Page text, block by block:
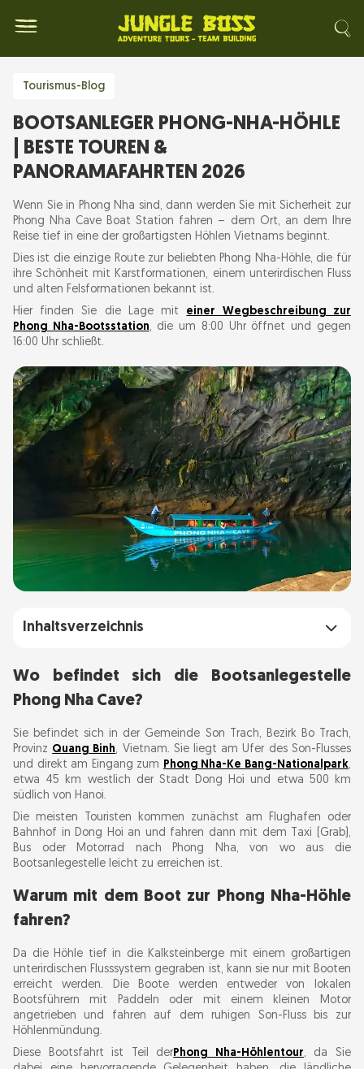
Tourismus-Blog
BOOTSANLEGER PHONG-NHA-HÖHLE
| BESTE TOUREN &
PANORAMAFAHRTEN 2026
Wenn Sie in Phong Nha sind, dann werden Sie mit Sicherheit zur
Phong Nha Cave Boat Station fahren – dem Ort, an dem Ihre
Reise tief in eine der großartigsten Höhlen Vietnams beginnt.
Dies ist die einzige Route zur beliebten Phong Nha-Höhle, die für
ihre Schönheit mit Karstformationen, einem unterirdischen Fluss
und alten Felsformationen bekannt ist.
Hier finden Sie die Lage mit einer Wegbeschreibung zur
Phong Nha-Bootsstation, die um 8:00 Uhr öffnet und gegen
16:00 Uhr schließt.
Inhaltsverzeichnis
Nha Cave?
Warum mit dem Boot zur Phong Nha-Höhle
fahren?
Phong Nha-Höhlenterminal – Ticketpreise und
Bootsgebühren
Was Sie bei der Phong Nha-Höhlentour
erwartet
4. Zurück zur Bootsanlegestelle:
Wie lange dauert die Fahrt mit dem
Motorboot zur Phong Nha-Höhle?
Kann ich Tickets für die Phong Nha-Höhle
Wo befindet sich die Bootsanlegestelle
Phong Nha Cave?
Sie befindet sich in der Gemeinde Son Trach, Bezirk Bo Trach,
Provinz Quang Binh, Vietnam. Sie liegt am Ufer des Son-Flusses
und direkt am Eingang zum Phong Nha-Ke Bang-Nationalpark,
etwa 45 km westlich der Stadt Dong Hoi und etwa 500 km
südlich von Hanoi.
Die meisten Touristen kommen zunächst am Flughafen oder
Bahnhof in Dong Hoi an und fahren dann mit dem Taxi (Grab),
Bus oder Motorrad nach Phong Nha, von wo aus die
Bootsanlegestelle leicht zu erreichen ist.
Warum mit dem Boot zur Phong Nha-Höhle
fahren?
Da die Höhle tief in die Kalksteinberge mit einem großartigen
unterirdischen Flusssystem gegraben ist, kann sie nur mit Booten
erreicht werden. Die Boote werden entweder von lokalen
Bootsführern mit Paddeln oder mit einem kleinen Motor
angetrieben und fahren auf dem ruhigen Son-Fluss bis zur
Höhlenmündung.
Diese Bootsfahrt ist Teil derPhong Nha-Höhlentour, da Sie